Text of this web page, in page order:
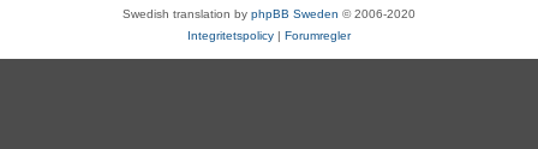
Swedish translation by phpBB Sweden © 2006-2020
Integritetspolicy | Forumregler